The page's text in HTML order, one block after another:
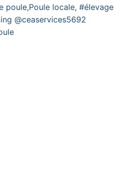
poule,Poule locale, #élevage
@ceaservices5692